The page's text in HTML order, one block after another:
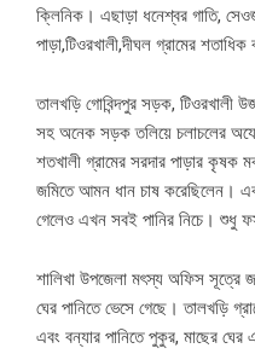
ক্লিনিক। এছাড়া ধনেশ্বর গাতি,
পাড়া,টিওরখালী,দীঘল গ্রামের শতাধিক
তালখড়ি গোবিন্দপুর সড়ক, টিওরখালী
সহ অনেক সড়ক তলিয়ে চলাচলের
শতখালী গ্রামের সরদার পাড়ার কৃষক
জমিতে আমন ধান চাষ করেছিলেন।
গেলেও এখন সবই পানির নিচে। শুধু
শালিখা উপজেলা মৎস্য অফিস সূত্রে
ঘের পানিতে ভেসে গেছে। তালখড়ি
এবং বন্যার পানিতে পুকুর, মাছের